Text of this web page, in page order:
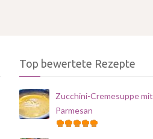
Top bewertete Rezepte
Zucchini-Cremesuppe mit
Parmesan